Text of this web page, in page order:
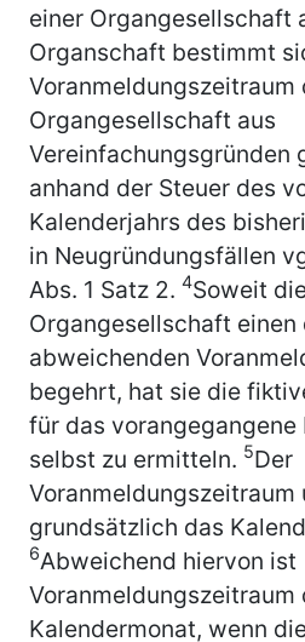
einer Organgesellschaft
Organschaft bestimmt
Voranmeldungszeitraum
Organgesellschaft aus
Vereinfachungsgründen
anhand der Steuer des
Kalenderjahrs des
in Neugründungsfällen
Abs. 1 Satz 2. 4Soweit
Organgesellschaft einen
abweichenden
begehrt, hat sie die
für das vorangegangene
selbst zu ermitteln. 5Der
Voranmeldungszeitraum
grundsätzlich das
6Abweichend hiervon ist
Voranmeldungszeitraum
Kalendermonat, wenn